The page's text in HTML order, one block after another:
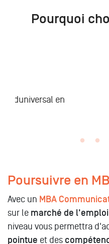
Pourquoi
lors des
Poursuivre en
Avec un MBA
sur le marché de l'emploi
niveau vous permettra
pointue et des